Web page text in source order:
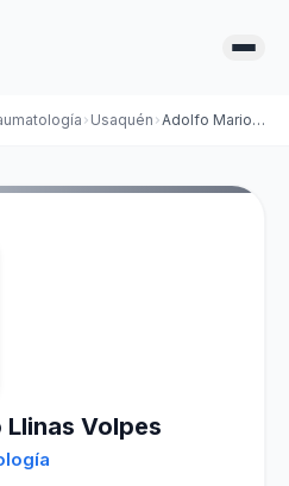
Usaquén Adolfo Mario Llinas Volpes
Volpes